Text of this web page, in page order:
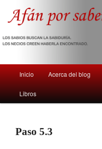
Afán por saber
Comentarios sobre aspectos
nos rodea
Main
menu
Skip
to
Skip
to
Inicio Acerca del blog
Libros
Paso 5.3